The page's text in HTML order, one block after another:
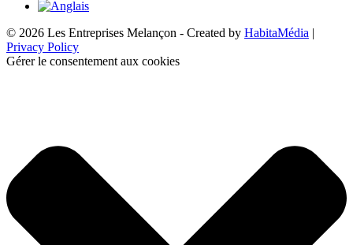
© 2026 Les Entreprises Melançon - Created by HabitaMédia |
Privacy Policy
Gérer le consentement aux cookies